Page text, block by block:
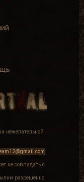
нежелательной
не совпадать с
разрешенно.